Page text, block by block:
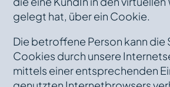
gelegt hat, über ein Cookie.
Die betroffene Person kann die
Cookies durch unsere
mittels einer entsprechenden